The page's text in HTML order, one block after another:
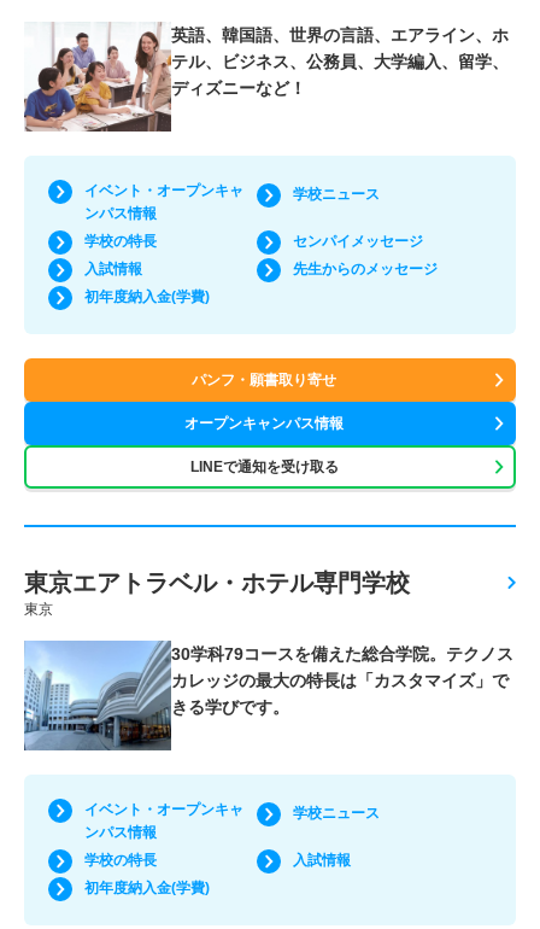
英語、韓国語、世界の言語、エアライン、ホ
テル、ビジネス、公務員、大学編入、留学、
ディズニーなど！
イベント・オープンキャ
ンパス情報
学校ニュース
学校の特長
センパイメッセージ
入試情報
先生からのメッセージ
初年度納入金(学費)
パンフ・願書取り寄せ
オープンキャンパス情報
LINEで通知を受け取る
東京エアトラベル・ホテル専門学校
東京
30学科79コースを備えた総合学院。テクノス
カレッジの最大の特長は「カスタマイズ」で
きる学びです。
イベント・オープンキャ
ンパス情報
学校ニュース
学校の特長
入試情報
初年度納入金(学費)